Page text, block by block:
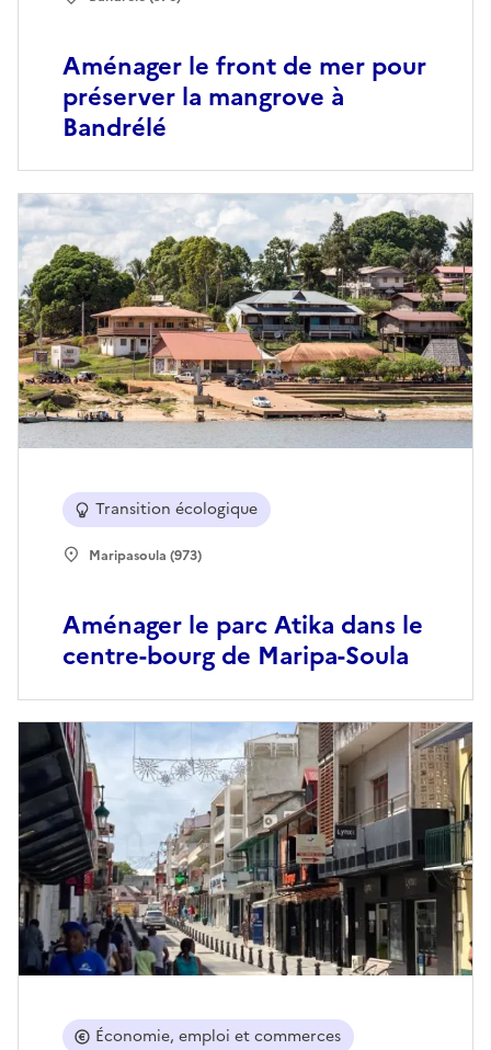
Aménager le front de mer pour
préserver la mangrove à
Bandrélé
Aménager le parc Atika dans le
centre-bourg de Maripa-Soula
Transition écologique
Maripasoula (973)
Économie, emploi et commerces